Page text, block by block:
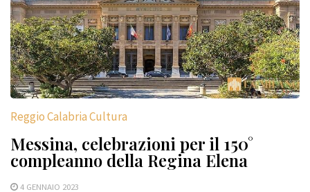
Reggio Calabria Cultura
Messina, celebrazioni per il 150°
compleanno della Regina Elena
4 GENNAIO 2023